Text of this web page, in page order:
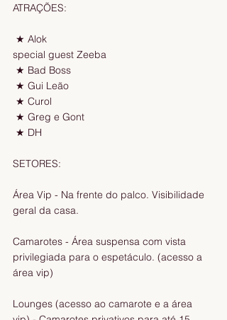
ATRAÇÕES:
★ Alok
special guest Zeeba
★ Bad Boss
★ Gui Leão
★ Curol
★ Greg e Gont
★ DH
SETORES:
Área Vip - Na frente do palco. Visibilidade
geral da casa.
Camarotes - Área suspensa com vista
privilegiada para o espetáculo. (acesso a
área vip)
Lounges (acesso ao camarote e a área